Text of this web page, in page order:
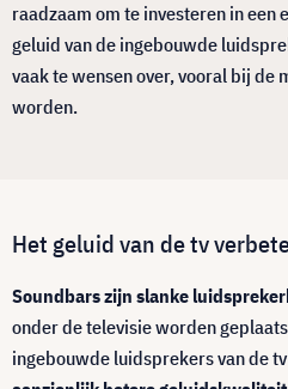
raadzaam om te investeren in een
geluid van de ingebouwde
vaak te wensen over, vooral bij de
worden.
Het geluid van de tv
Soundbars zijn slanke
onder de televisie worden
ingebouwde luidsprekers van de